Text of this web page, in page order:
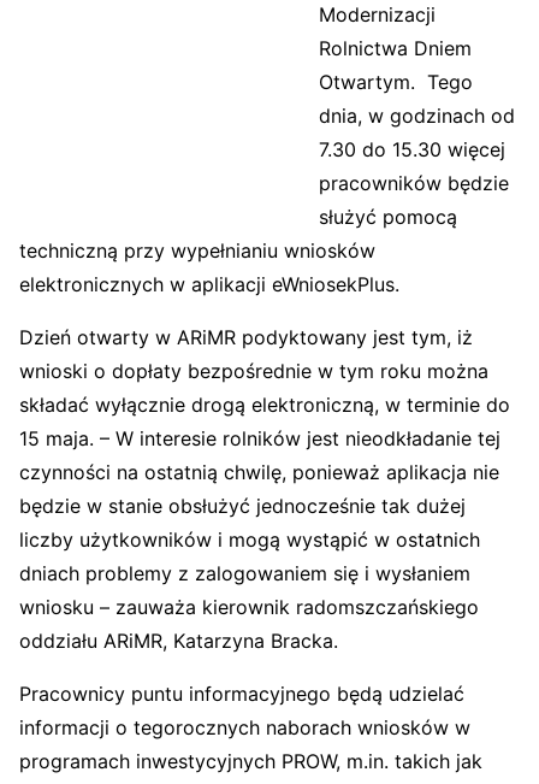
Modernizacji
Rolnictwa Dniem
Otwartym. Tego
dnia, w godzinach od
7.30 do 15.30 więcej
pracowników będzie
służyć pomocą
techniczną przy wypełnianiu wniosków
elektronicznych w aplikacji eWniosekPlus.
Dzień otwarty w ARiMR podyktowany jest tym, iż
wnioski o dopłaty bezpośrednie w tym roku można
składać wyłącznie drogą elektroniczną, w terminie do
15 maja. – W interesie rolników jest nieodkładanie tej
czynności na ostatnią chwilę, ponieważ aplikacja nie
będzie w stanie obsłużyć jednocześnie tak dużej
liczby użytkowników i mogą wystąpić w ostatnich
dniach problemy z zalogowaniem się i wysłaniem
wniosku – zauważa kierownik radomszczańskiego
oddziału ARiMR, Katarzyna Bracka.
Pracownicy puntu informacyjnego będą udzielać
informacji o tegorocznych naborach wniosków w
programach inwestycyjnych PROW, m.in. takich jak